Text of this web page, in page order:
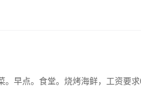
。早点。食堂。烧烤海鲜，工资要求